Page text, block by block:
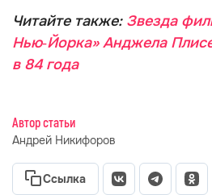
Читайте также: Звезда
Нью‑Йорка» Анджела
в 84 года
Автор статьи
Андрей Никифоров
Ссылка